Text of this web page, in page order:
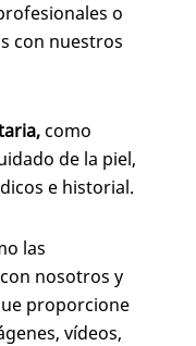
o
con nuestros
como
de la piel,
e historial.
las
nosotros y
proporcione
vídeos,